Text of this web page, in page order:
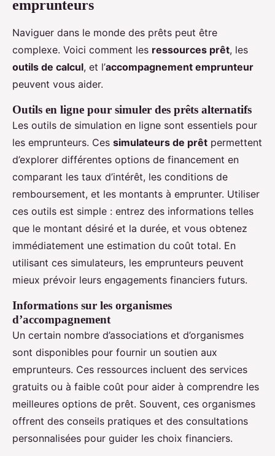
emprunteurs
Naviguer dans le monde des prêts peut être
complexe. Voici comment les ressources prêt, les
outils de calcul, et l’accompagnement emprunteur
peuvent vous aider.
Outils en ligne pour simuler des prêts alternatifs
Les outils de simulation en ligne sont essentiels pour
les emprunteurs. Ces simulateurs de prêt permettent
d’explorer différentes options de financement en
comparant les taux d’intérêt, les conditions de
remboursement, et les montants à emprunter. Utiliser
ces outils est simple : entrez des informations telles
que le montant désiré et la durée, et vous obtenez
immédiatement une estimation du coût total. En
utilisant ces simulateurs, les emprunteurs peuvent
mieux prévoir leurs engagements financiers futurs.
Informations sur les organismes
d’accompagnement
Un certain nombre d’associations et d’organismes
sont disponibles pour fournir un soutien aux
emprunteurs. Ces ressources incluent des services
gratuits ou à faible coût pour aider à comprendre les
meilleures options de prêt. Souvent, ces organismes
offrent des conseils pratiques et des consultations
personnalisées pour guider les choix financiers.